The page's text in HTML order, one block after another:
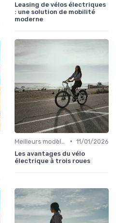
Leasing de vélos électriques
: une solution de mobilité
moderne
• 11/01/2026
Les avantages du vélo
électrique à trois roues